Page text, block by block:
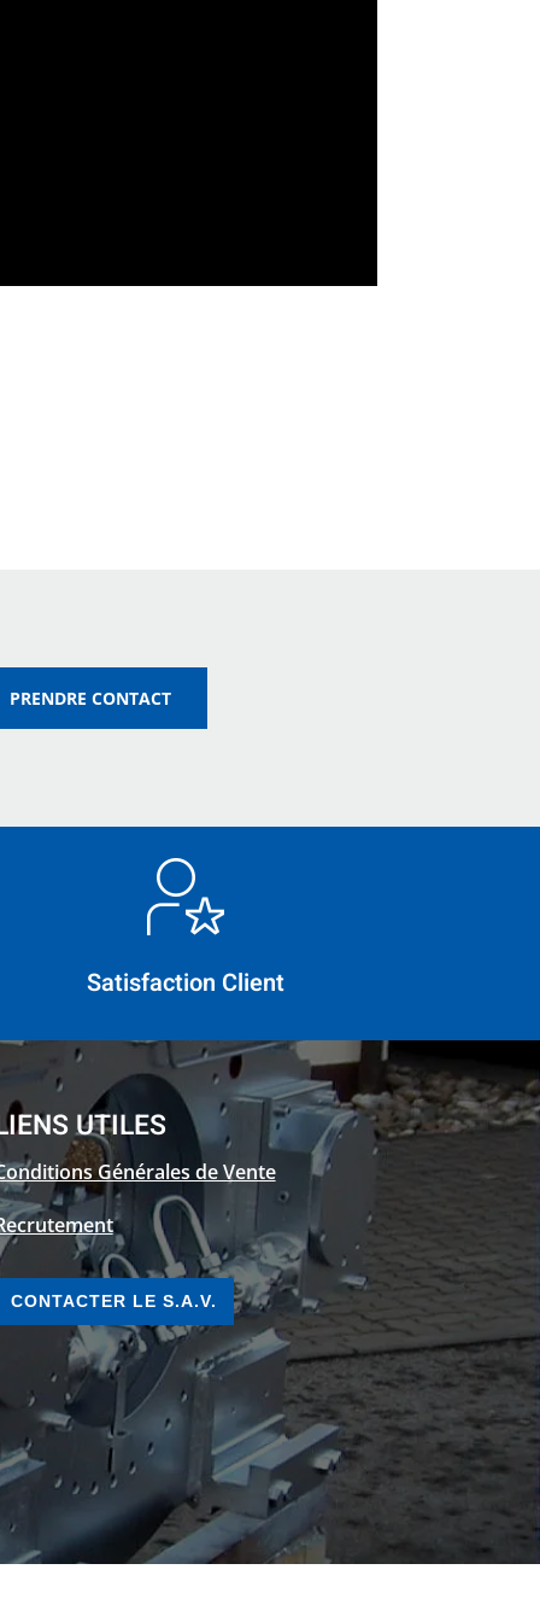
PRENDRE CONTACT
Satisfaction Client
UTILES
Générales de Vente
CONTACTER LE S.A.V.